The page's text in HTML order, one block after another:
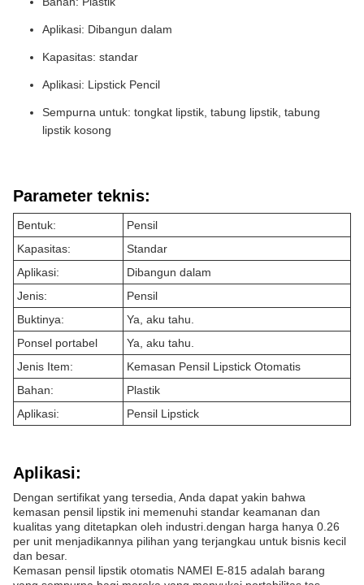
Aplikasi: Dibangun dalam
Kapasitas: standar
Aplikasi: Lipstick Pencil
Sempurna untuk: tongkat lipstik, tabung lipstik, tabung
lipstik kosong
Parameter teknis:
Bentuk:
Pensil
Kapasitas:
Standar
Aplikasi:
Dibangun dalam
Jenis:
Pensil
Buktinya:
Ya, aku tahu.
Ponsel portabel
Ya, aku tahu.
Jenis Item:
Kemasan Pensil Lipstick Otomatis
Bahan:
Plastik
Aplikasi:
Pensil Lipstick
Aplikasi:
Dengan sertifikat yang tersedia, Anda dapat yakin bahwa
kemasan pensil lipstik ini memenuhi standar keamanan dan
kualitas yang ditetapkan oleh industri.dengan harga hanya 0.26
per unit menjadikannya pilihan yang terjangkau untuk bisnis kecil
dan besar.
Kemasan pensil lipstik otomatis NAMEI E-815 adalah barang